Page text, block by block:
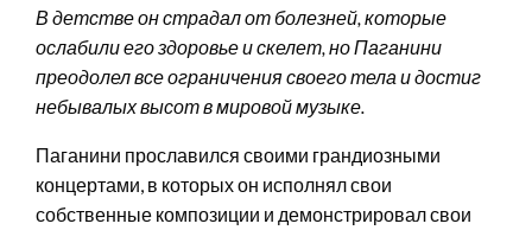
В детстве он страдал от болезней, которые
ослабили его здоровье и скелет, но Паганини
преодолел все ограничения своего тела и достиг
небывалых высот в мировой музыке.
Паганини прославился своими грандиозными
концертами, в которых он исполнял свои
собственные композиции и демонстрировал свои